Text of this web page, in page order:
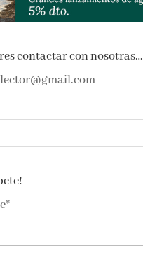
contactar con nosotras…